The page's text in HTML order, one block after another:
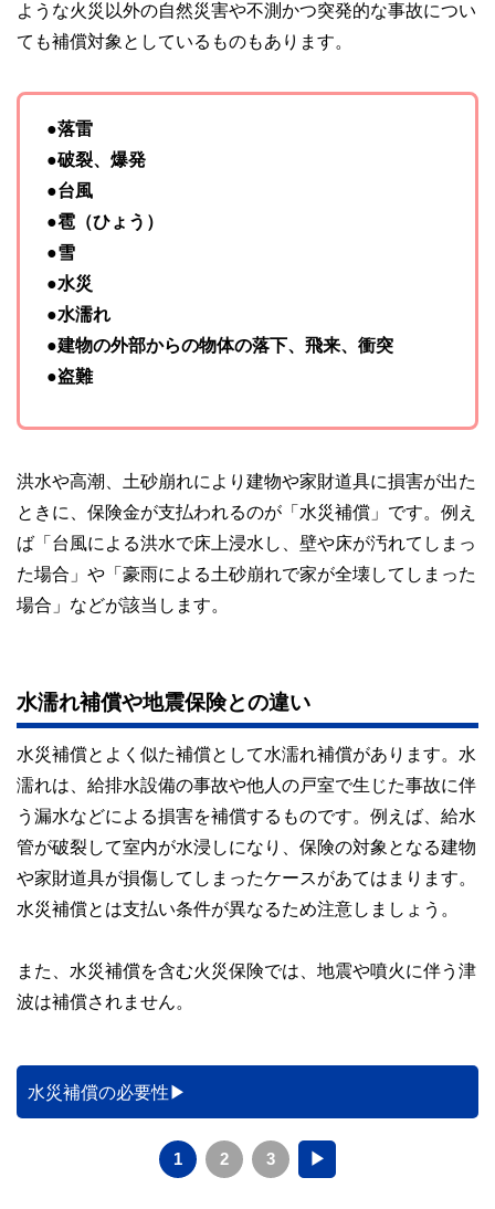
ような火災以外の自然災害や不測かつ突発的な事故につい
ても補償対象としているものもあります。
●落雷
●破裂、爆発
●台風
●雹（ひょう）
●雪
●水災
●水濡れ
●建物の外部からの物体の落下、飛来、衝突
●盗難
洪水や高潮、土砂崩れにより建物や家財道具に損害が出た
ときに、保険金が支払われるのが「水災補償」です。例え
ば「台風による洪水で床上浸水し、壁や床が汚れてしまっ
た場合」や「豪雨による土砂崩れで家が全壊してしまった
場合」などが該当します。
水濡れ補償や地震保険との違い
水災補償とよく似た補償として水濡れ補償があります。水
濡れは、給排水設備の事故や他人の戸室で生じた事故に伴
う漏水などによる損害を補償するものです。例えば、給水
管が破裂して室内が水浸しになり、保険の対象となる建物
や家財道具が損傷してしまったケースがあてはまります。
水災補償とは支払い条件が異なるため注意しましょう。
また、水災補償を含む火災保険では、地震や噴火に伴う津
波は補償されません。
水災補償の必要性
1 2 3 ▶